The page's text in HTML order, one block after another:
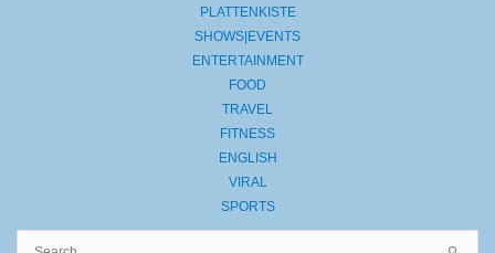
PLATTENKISTE
SHOWS|EVENTS
ENTERTAINMENT
FOOD
TRAVEL
FITNESS
ENGLISH
VIRAL
SPORTS